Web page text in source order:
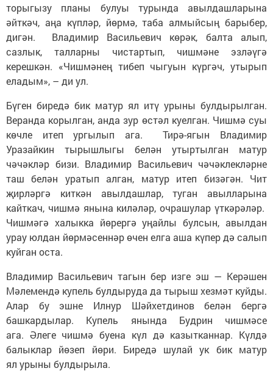
торыгызу планы булуы турында авылдашларына
әйткәч, аңа күпләр, йөрмә, таба алмыйсың барыбер,
дигән. Владимир Васильевич көрәк, балта алып,
сазлык, талларны чистартып, чишмәне эзләүгә
керешкән. «Чишмәнең тибеп чыгуын күргәч, утырып
еладым», – ди ул.
Бүген биредә бик матур ял итү урыны булдырылган.
Веранда корылган, анда зур өстәл куелган. Чишмә суы
көчле итеп ургылып ага. Тирә-ягын Владимир
Уразайкин тырышлыгы белән утыртылган матур
чәчәкләр бизи. Владимир Васильевич чәчәклекләрне
таш белән уратып алган, матур итеп бизәгән. Чит
җирләргә киткән авылдашлар, туган авылларына
кайткач, чишмә янына киләләр, очрашулар үткәрәләр.
Чишмәгә халыкка йөрергә уңайлы булсын, авылдан
урау юлдан йөрмәсеннәр өчен елга аша күпер дә салып
куйган оста.
Владимир Васильевич тагын бер изге эш — Керәшен
Мәлемендә купель булдыруда да тырыш хезмәт куйды.
Алар бу эшне Илнур Шәйхетдинов белән бергә
башкардылар. Купель янында Будрин чишмәсе
ага. Әлеге чишмә буена күл дә казытканнар. Күлдә
балыклар йөзеп йөри. Биредә шулай ук бик матур
ял урыны булдырыла.